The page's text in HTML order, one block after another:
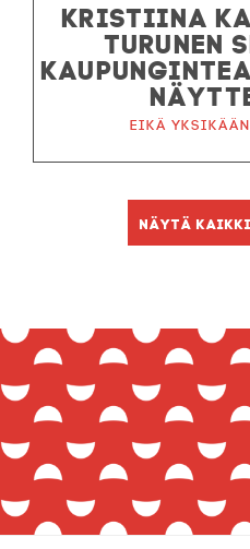
KRISTIINA
TURUNEN
Eikä
Näytä